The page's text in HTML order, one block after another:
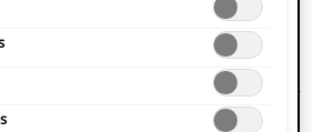
über Peptide
UND WELCHE FUNKTION
Einstellungen") jederzeit aufrufen und
Weitere Informationen enthalten unsere